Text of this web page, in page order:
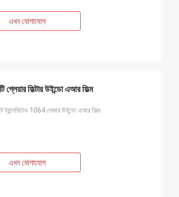
এখন যোগাযোগ
গ্লেয়ার ফিল্টার উইন্ডো এআর ফিল্ম
ট্রান্সমিটেড 1064 লেজার উইন্ডো এআর ফিল্ম
এখন যোগাযোগ